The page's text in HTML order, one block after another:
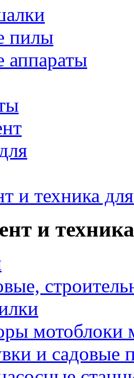
пилы
аппараты
и техника
и
мотоблоки
и садовые